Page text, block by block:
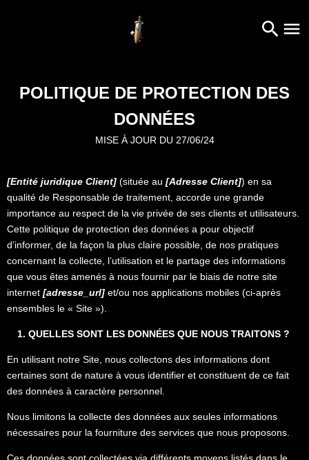
POLITIQUE DE PROTECTION DES
DONNÉES
MISE À JOUR DU 27/06/24
[Entité juridique Client] (située au [Adresse Client]) en sa
qualité de Responsable de traitement, accorde une grande
importance au respect de la vie privée de ses clients et utilisateurs.
Cette politique de protection des données a pour objectif
d’informer, de la façon la plus claire possible, de nos pratiques
concernant la collecte, l’utilisation et le partage des informations
que vous êtes amenés à nous fournir par le biais de notre site
internet [adresse_url] et/ou nos applications mobiles (ci-après
ensembles le « Site »).
1. QUELLES SONT LES DONNÉES QUE NOUS TRAITONS ?
En utilisant notre Site, nous collectons des informations dont
certaines sont de nature à vous identifier et constituent de ce fait
des données à caractère personnel.
Nous limitons la collecte des données aux seules informations
nécessaires pour la fourniture des services que nous proposons.
Ces données sont collectées via différents moyens listés dans le